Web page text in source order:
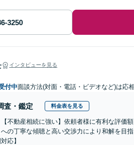
インタビューを見る
付中面談方法(対面・電話・ビデオなど)は応
査・鑑定 料金表を見る
【不動産相続に強い】依頼者様に有利な評価
の丁寧な傾聴と高い交渉力により和解を目
応】